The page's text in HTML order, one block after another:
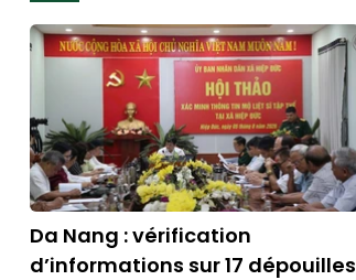
Da Nang : vérification
d’informations sur 17 dépouilles